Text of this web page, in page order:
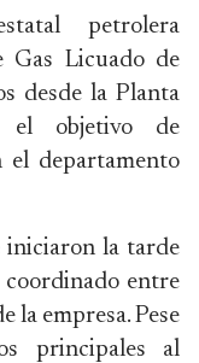
petrolera
Gas Licuado de
desde la Planta
el objetivo de
el departamento
iniciaron la tarde
coordinado entre
la empresa. Pese
principales al